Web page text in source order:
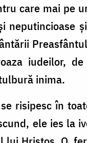
care mai pe
neputincioase
iudeilor,
inima.
risipesc în
ele ies la